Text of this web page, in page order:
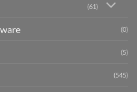
(61)
(0)
(5)
(545)